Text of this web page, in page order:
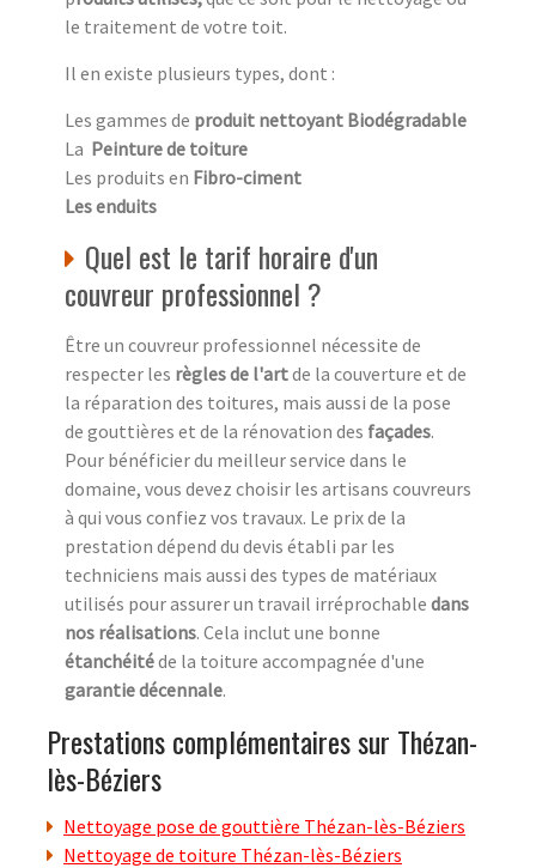
le traitement de votre toit.
Il en existe plusieurs types, dont :
Les gammes de produit nettoyant Biodégradable
La Peinture de toiture
Les produits en Fibro-ciment
Les enduits
Quel est le tarif horaire d'un
couvreur professionnel ?
Être un couvreur professionnel nécessite de
respecter les règles de l'artde la couverture et de
la réparation des toitures, mais aussi de la pose
de gouttières et de la rénovation des façades.
Pour bénéficier du meilleur service dans le
domaine, vous devez choisir les artisans couvreurs
à qui vous confiez vos travaux. Le prix de la
prestation dépend du devis établi par les
techniciens mais aussi des types de matériaux
utilisés pour assurer un travail irréprochable dans
nos réalisations. Cela inclut une bonne
étanchéitéde la toiture accompagnée d'une
garantie décennale.
Prestations complémentaires sur Thézan-
lès-Béziers
Nettoyage pose de gouttière Thézan-lès-Béziers
Nettoyage de toiture Thézan-lès-Béziers